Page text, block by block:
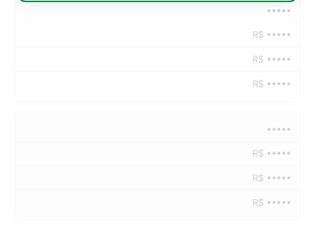
•••••
R$ •••••
R$ •••••
R$ •••••
•••••
R$ •••••
R$ •••••
R$ •••••